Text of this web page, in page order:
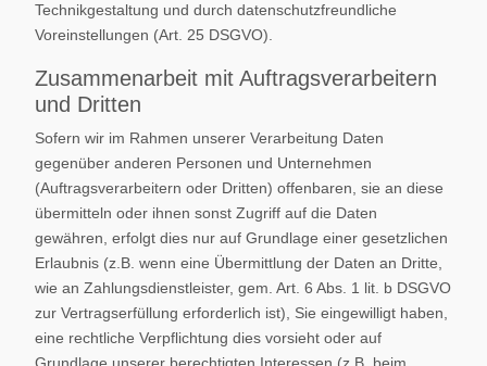
Technikgestaltung und durch datenschutzfreundliche
Voreinstellungen (Art. 25 DSGVO).
Zusammenarbeit mit Auftragsverarbeitern
und Dritten
Sofern wir im Rahmen unserer Verarbeitung Daten
gegenüber anderen Personen und Unternehmen
(Auftragsverarbeitern oder Dritten) offenbaren, sie an diese
übermitteln oder ihnen sonst Zugriff auf die Daten
gewähren, erfolgt dies nur auf Grundlage einer gesetzlichen
Erlaubnis (z.B. wenn eine Übermittlung der Daten an Dritte,
wie an Zahlungsdienstleister, gem. Art. 6 Abs. 1 lit. b DSGVO
zur Vertragserfüllung erforderlich ist), Sie eingewilligt haben,
eine rechtliche Verpflichtung dies vorsieht oder auf